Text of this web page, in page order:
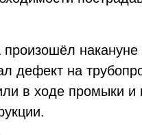
дефект на
в ходе промыки и